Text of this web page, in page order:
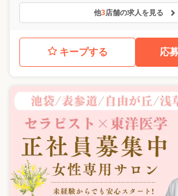
他3店舗の求人を見る
キープする 応